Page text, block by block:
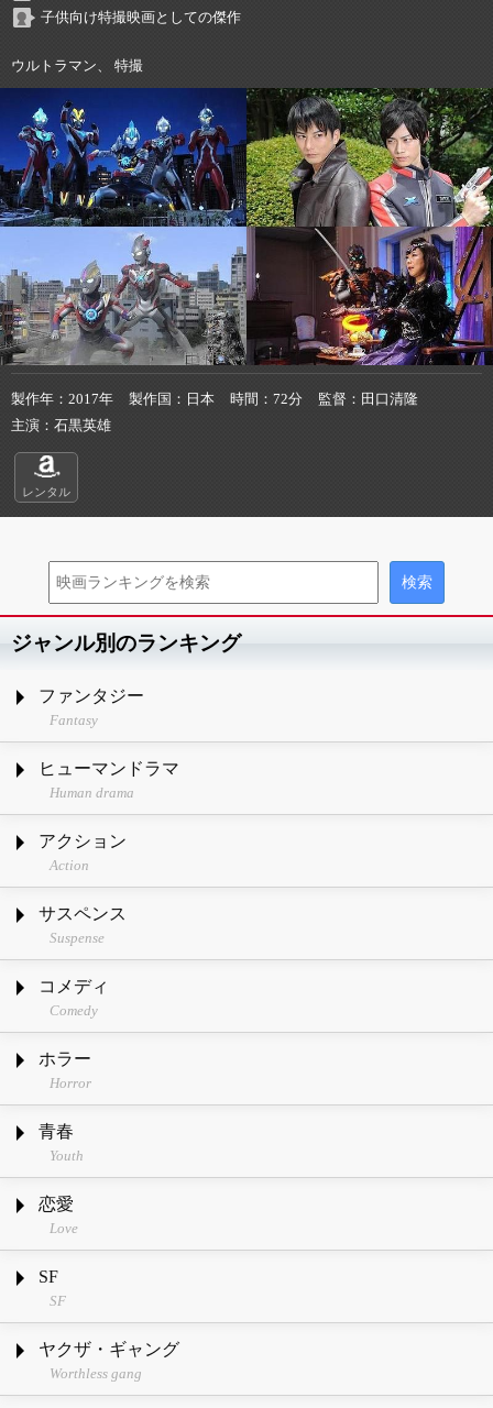
子供向け特撮映画としての傑作
ウルトラマン、 特撮
製作年 2017年 製作国 日本 時間 72分 監督
田口清隆
主演
石黒英雄
レンタル
ジャンル別のランキング
ファンタジー
Fantasy
ヒューマンドラマ
Human drama
アクション
Action
サスペンス
Suspense
コメディ
Comedy
ホラー
Horror
青春
Youth
恋愛
Love
SF
SF
ヤクザ・ギャング
Worthless gang